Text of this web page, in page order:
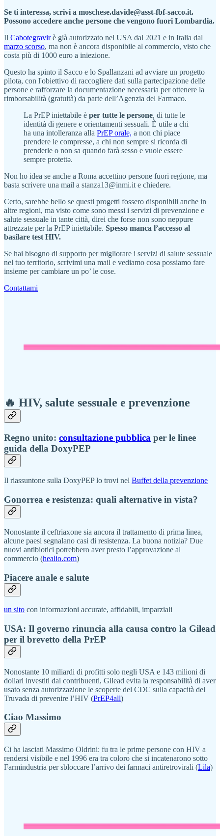
Se ti interessa, scrivi a moschese.davide@asst-fbf-sacco.it.
Possono accedere anche persone che vengono fuori Lombardia.
Il Cabotegravirè già autorizzato nel USA dal 2021 e in Italia dal
marzo scorso, ma non è ancora disponibile al commercio, visto che
costa più di 1000 euro a iniezione.
Questo ha spinto il Sacco e lo Spallanzani ad avviare un progetto
pilota, con l'obiettivo di raccogliere dati sulla partecipazione delle
persone e rafforzare la documentazione necessaria per ottenere la
rimborsabilità (gratuità) da parte dell’Agenzia del Farmaco.
La PrEP iniettabile è per tutte le persone, di tutte le
identità di genere e orientamenti sessuali. È utile a chi
ha una intolleranza alla PrEP orale, a non chi piace
prendere le compresse, a chi non sempre si ricorda di
prenderle o non sa quando farà sesso e vuole essere
sempre protettə.
Non ho idea se anche a Roma accettino persone fuori regione, ma
basta scrivere una mail a stanza13@inmi.it e chiedere.
Certo, sarebbe bello se questi progetti fossero disponibili anche in
altre regioni, ma visto come sono messi i servizi di prevenzione e
salute sessuale in tante città, direi che forse non sono neppure
attrezzate per la PrEP iniettabile. Spesso manca l’accesso al
basilare test HIV.
Se hai bisogno di supporto per migliorare i servizi di salute sessuale
nel tuo territorio, scrivimi una mail e vediamo cosa possiamo fare
insieme per cambiare un po’ le cose.
Contattami
🔥 HIV, salute sessuale e prevenzione
Regno unito: consultazione pubblica per le linee
guida della DoxyPEP
Il riassuntone sulla DoxyPEP lo trovi nel Buffet della prevenzione
Gonorrea e resistenza: quali alternative in vista?
Nonostante il ceftriaxone sia ancora il trattamento di prima linea,
alcune paesi segnalano casi di resistenza. La buona notizia? Due
nuovi antibiotici potrebbero aver presto l’approvazione al
commercio (healio.com)
Piacere anale e salute
un sito con informazioni accurate, affidabili, imparziali
USA: Il governo rinuncia alla causa contro la Gilead
per il brevetto della PrEP
Nonostante 10 miliardi di profitti solo negli USA e 143 milioni di
dollari investiti dai contribuenti, Gilead evita la responsabilità di aver
usato senza autorizzazione le scoperte del CDC sulla capacità del
Truvada di prevenire l’HIV (PrEP4all)
Ciao Massimo
Ci ha lasciati Massimo Oldrini: fu tra le prime persone con HIV a
rendersi visibile e nel 1996 era tra coloro che si incatenarono sotto
Farmindustria per sbloccare l’arrivo dei farmaci antiretrovirali (Lila)